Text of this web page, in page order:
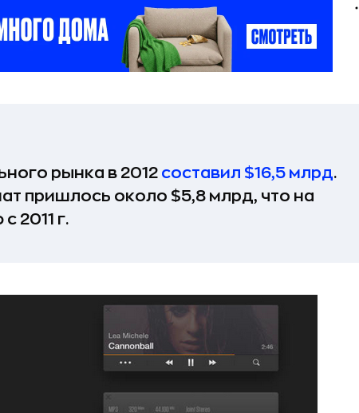
рынка в 2012 составил $16,5 млрд.
пришлось около $5,8 млрд, что на
2011 г.